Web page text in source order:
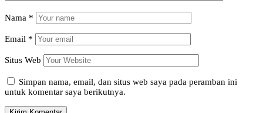
Nama *
Email *
Situs Web
Simpan nama, email, dan situs web saya pada peramban ini
untuk komentar saya berikutnya.